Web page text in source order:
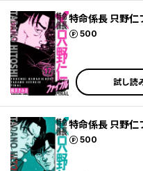
特命係長 只野
500
ポイント
試し読
特命係長 只野
500
ポイント